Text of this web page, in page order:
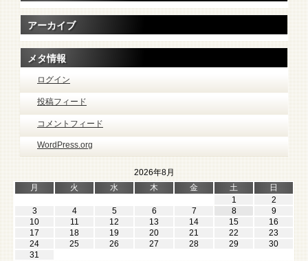
アーカイブ
メタ情報
ログイン
投稿フィード
コメントフィード
WordPress.org
2026年8月
月
火 水 木 金 土
日
1
2
3
4 5 6 7 8
9
10
11 12 13 14 15
16
17
18 19 20 21 22
23
24
25 26 27 28 29
30
31